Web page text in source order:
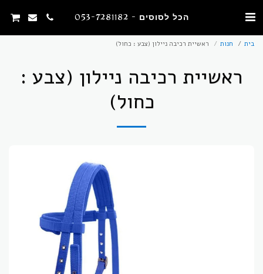
הכל לסוסים - 053-7281182
בית חנות ראשיית רכיבה ניילון (צבע : כחול)
ראשיית רכיבה ניילון (צבע :
כחול)